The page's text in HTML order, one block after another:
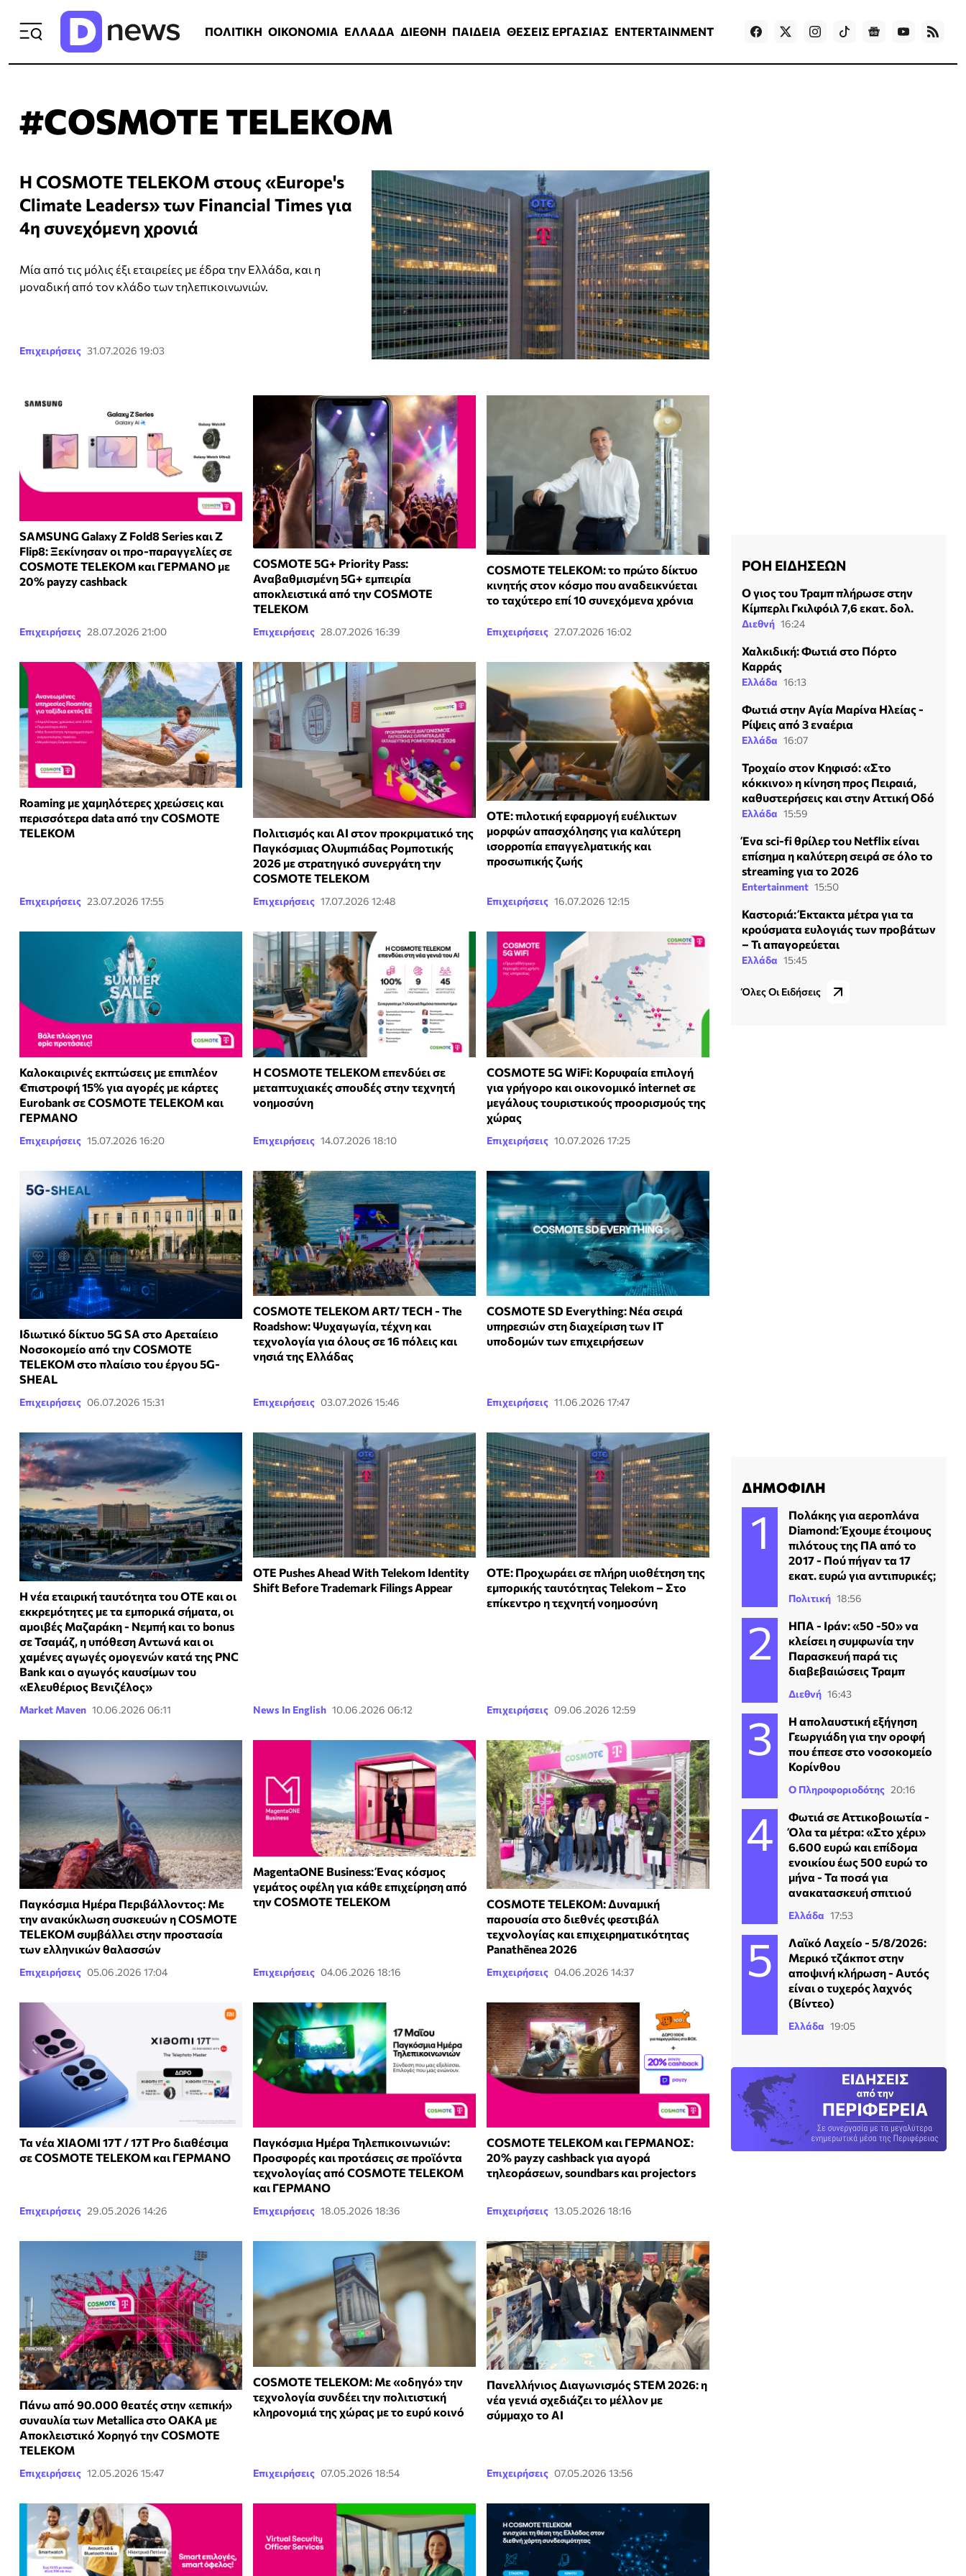
ΠΟΛΙΤΙΚΗ ΟΙΚΟΝΟΜΙΑ ΕΛΛΑΔΑ ΔΙΕΘΝΗ ΠΑΙΔΕΙΑ ΘΕΣΕΙΣ ΕΡΓΑΣΙΑΣ ENTERTAINMENT Games
#COSMOTE TELEKOM
Η COSMOTE TELEKOM στους «Europe's
Climate Leaders» των Financial Times για
4η συνεχόμενη χρονιά
Μία από τις μόλις έξι εταιρείες με έδρα την Ελλάδα, και η
μοναδική από τον κλάδο των τηλεπικοινωνιών.
Επιχειρήσεις 31.07.2026 19:03
SAMSUNG Galaxy Z Fold8 Series και Ζ
Flip8: Ξεκίνησαν οι προ-παραγγελίες σε
COSMOTE TELEKOM και ΓΕΡΜΑΝΟ με
20% payzy cashback
Επιχειρήσεις 28.07.2026 21:00
COSMOTE 5G+ Priority Pass:
Αναβαθμισμένη 5G+ εμπειρία
αποκλειστικά από την COSMOTE
TELEKOM
Επιχειρήσεις 28.07.2026 16:39
COSMOTE TELEKOM: το πρώτο δίκτυο
κινητής στον κόσμο που αναδεικνύεται
το ταχύτερο επί 10 συνεχόμενα χρόνια
Επιχειρήσεις 27.07.2026 16:02
Roaming με χαμηλότερες χρεώσεις και
περισσότερα data από την COSMOTE
TELEKOM
Επιχειρήσεις 23.07.2026 17:55
Πολιτισμός και ΑΙ στον προκριματικό της
Παγκόσμιας Ολυμπιάδας Ρομποτικής
2026 με στρατηγικό συνεργάτη την
COSMOTE TELEKOM
Επιχειρήσεις 17.07.2026 12:48
ΟΤΕ: πιλοτική εφαρμογή ευέλικτων
μορφών απασχόλησης για καλύτερη
ισορροπία επαγγελματικής και
προσωπικής ζωής
Επιχειρήσεις 16.07.2026 12:15
Καλοκαιρινές εκπτώσεις με επιπλέον
€πιστροφή 15% για αγορές με κάρτες
Eurobank σε COSMOTE TELEKOM και
ΓΕΡΜΑΝΟ
Επιχειρήσεις 15.07.2026 16:20
Η COSMOTE TELEKOM επενδύει σε
μεταπτυχιακές σπουδές στην τεχνητή
νοημοσύνη
Επιχειρήσεις 14.07.2026 18:10
COSMOTE 5G WiFi: Κορυφαία επιλογή
για γρήγορο και οικονομικό internet σε
μεγάλους τουριστικούς προορισμούς της
χώρας
Επιχειρήσεις 10.07.2026 17:25
Ιδιωτικό δίκτυο 5G SA στο Αρεταίειο
Νοσοκομείο από την COSMOTE
TELEKOM στο πλαίσιο του έργου 5G-
SHEAL
Επιχειρήσεις 06.07.2026 15:31
COSMOTE TELEKOM ART/ TECH - The
Roadshow: Ψυχαγωγία, τέχνη και
τεχνολογία για όλους σε 16 πόλεις και
νησιά της Ελλάδας
Επιχειρήσεις 03.07.2026 15:46
COSMOTE SD Everything: Νέα σειρά
υπηρεσιών στη διαχείριση των ΙΤ
υποδομών των επιχειρήσεων
Επιχειρήσεις 11.06.2026 17:47
Η νέα εταιρική ταυτότητα του ΟΤΕ και οι
εκκρεμότητες με τα εμπορικά σήματα, οι
αμοιβές Μαζαράκη - Νεμπή και το bonus
σε Τσαμάζ, η υπόθεση Αντωνά και οι
χαμένες αγωγές ομογενών κατά της PNC
Bank και ο αγωγός καυσίμων του
«Ελευθέριος Βενιζέλος»
Market Maven 10.06.2026 06:11
OTE Pushes Ahead With Telekom Identity
Shift Before Trademark Filings Appear
News In English 10.06.2026 06:12
ΟΤΕ: Προχωράει σε πλήρη υιοθέτηση της
εμπορικής ταυτότητας Telekom – Στο
επίκεντρο η τεχνητή νοημοσύνη
Επιχειρήσεις 09.06.2026 12:59
Παγκόσμια Ημέρα Περιβάλλοντος: Mε
την ανακύκλωση συσκευών η COSMOTE
TELEKOM συμβάλλει στην προστασία
των ελληνικών θαλασσών
Επιχειρήσεις 05.06.2026 17:04
MagentaONE Business: Ένας κόσμος
γεμάτος οφέλη για κάθε επιχείρηση από
την COSMOTE TELEKOM
Επιχειρήσεις 04.06.2026 18:16
COSMOTE TELEKOM: Δυναμική
παρουσία στο διεθνές φεστιβάλ
τεχνολογίας και επιχειρηματικότητας
Panathēnea 2026
Επιχειρήσεις 04.06.2026 14:37
Τα νέα XIAOMI 17T / 17T Pro διαθέσιμα
σε COSMOTE TELEKOM και ΓΕΡΜΑΝΟ
Επιχειρήσεις 29.05.2026 14:26
Παγκόσμια Ημέρα Τηλεπικοινωνιών:
Προσφορές και προτάσεις σε προϊόντα
τεχνολογίας από COSMOTE TELEKOM
και ΓΕΡΜΑΝΟ
Επιχειρήσεις 18.05.2026 18:36
COSMOTE TELEKOM και ΓΕΡΜΑΝΟΣ:
20% payzy cashback για αγορά
τηλεοράσεων, soundbars και projectors
Επιχειρήσεις 13.05.2026 18:16
Πάνω από 90.000 θεατές στην «επική»
συναυλία των Metallica στο ΟΑΚΑ με
Αποκλειστικό Χορηγό την COSMOTE
TELEKOM
Επιχειρήσεις 12.05.2026 15:47
COSMOTE TELEKOM: Με «οδηγό» την
τεχνολογία συνδέει την πολιτιστική
κληρονομιά της χώρας με το ευρύ κοινό
Επιχειρήσεις 07.05.2026 18:54
Πανελλήνιος Διαγωνισμός STEM 2026: η
νέα γενιά σχεδιάζει το μέλλον με
σύμμαχο το ΑΙ
Επιχειρήσεις 07.05.2026 13:56
ΡΟΗ ΕΙΔΗΣΕΩΝ
Ο γιος του Τραμπ πλήρωσε στην
Κίμπερλι Γκιλφόιλ 7,6 εκατ. δολ.
Διεθνή 16:24
Χαλκιδική: Φωτιά στο Πόρτο
Καρράς
Ελλάδα 16:13
Φωτιά στην Αγία Μαρίνα Ηλείας -
Ρίψεις από 3 εναέρια
Ελλάδα 16:07
Τροχαίο στον Κηφισό: «Στο
κόκκινο» η κίνηση προς Πειραιά,
καθυστερήσεις και στην Αττική Οδό
Ελλάδα 15:59
Ένα sci-fi θρίλερ του Netflix είναι
επίσημα η καλύτερη σειρά σε όλο το
streaming για το 2026
Entertainment 15:50
Καστοριά: Έκτακτα μέτρα για τα
κρούσματα ευλογιάς των προβάτων
– Τι απαγορεύεται
Ελλάδα 15:45
Όλες Οι Ειδήσεις
ΔΗΜΟΦΙΛΗ
Πολάκης για αεροπλάνα
Diamond: Έχουμε έτοιμους
πιλότους της ΠΑ από το
2017 - Πού πήγαν τα 17
εκατ. ευρώ για αντιπυρικές;
Πολιτική 18:56
ΗΠΑ - Ιράν: «50 -50» να
κλείσει η συμφωνία την
Παρασκευή παρά τις
διαβεβαιώσεις Τραμπ
Διεθνή 16:43
Η απολαυστική εξήγηση
Γεωργιάδη για την οροφή
που έπεσε στο νοσοκομείο
Κορίνθου
Ο Πληροφοριοδότης 20:16
Φωτιά σε Αττικοβοιωτία -
Όλα τα μέτρα: «Στο χέρι»
6.600 ευρώ και επίδομα
ενοικίου έως 500 ευρώ το
μήνα - Τα ποσά για
ανακατασκευή σπιτιού
Ελλάδα 17:53
Λαϊκό Λαχείο - 5/8/2026:
Μερικό τζάκποτ στην
αποψινή κλήρωση - Αυτός
είναι ο τυχερός λαχνός
(Βίντεο)
Ελλάδα 19:05